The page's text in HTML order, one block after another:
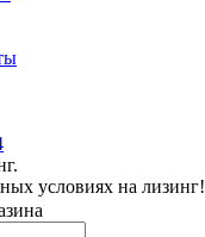
условиях на лизинг!